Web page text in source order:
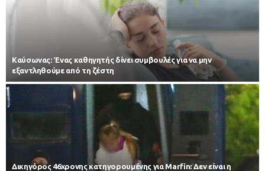
Kαύσωνας: Ένας καθηγητής δίνει συμβουλές για να μην
εξαντληθούμε από τη ζέστη
Δικηγόρος 46χρονης κατηγορουμένης για Marfin: Δεν είναι η